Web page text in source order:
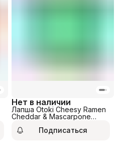
Нет в наличии
Лапша Otoki Cheesy Ramen
Cheddar & Mascarpone
Подписаться